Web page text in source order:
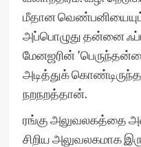
மீதான
அப்பொழுது தன்னை
மேனஜரின்
அடித்துக்
நறநறத்தான்.
ரங்கு அலுவலகத்தை
சிறிய அலுவலகமாக